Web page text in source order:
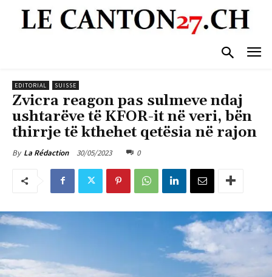
EDITORIAL SUISSE
Zvicra reagon pas sulmeve ndaj
ushtarëve të KFOR-it në veri, bën
thirrje të kthehet qetësia në rajon
By La Rédaction 30/05/2023 0